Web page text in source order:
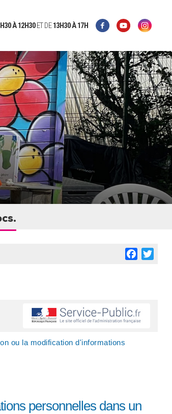
À 12H30ET DE13H30 À 17H
Facebook
ou la modification d'informations
personnelles dans un